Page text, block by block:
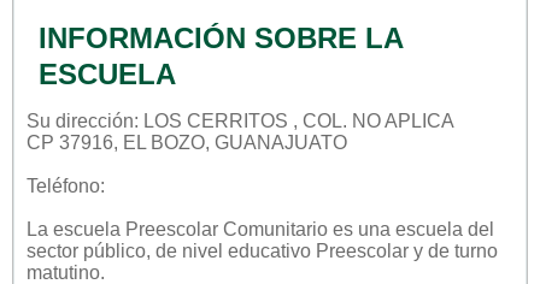
INFORMACIÓN SOBRE LA
ESCUELA
Su dirección: LOS CERRITOS , COL. NO APLICA
CP 37916, EL BOZO, GUANAJUATO
Teléfono:
La escuela Preescolar Comunitario es una escuela del
sector público, de nivel educativo Preescolar y de turno
matutino.